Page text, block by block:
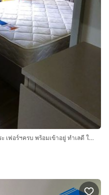
ขายคอนโด ONYX พหลโยธิน ชั้น 6 วิวสระ เฟอร์ฯครบ พร้อมเข้าอยู่ ทำเลดี ใกล้ BTS สะพานควาย